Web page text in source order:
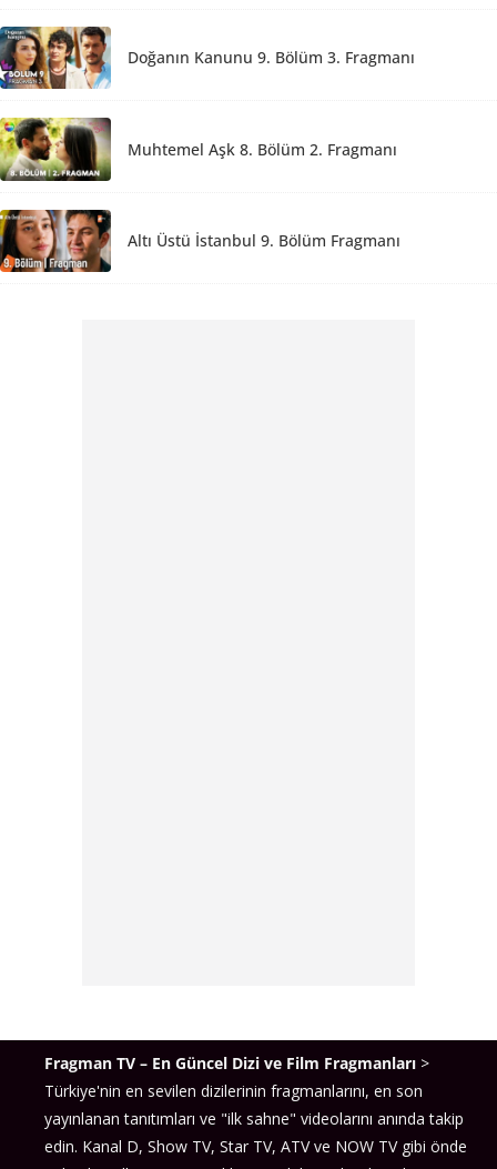
Doğanın Kanunu 9. Bölüm 3. Fragmanı
Muhtemel Aşk 8. Bölüm 2. Fragmanı
Altı Üstü İstanbul 9. Bölüm Fragmanı
Fragman TV – En Güncel Dizi ve Film Fragmanları >
Türkiye'nin en sevilen dizilerinin fragmanlarını, en son
yayınlanan tanıtımları ve "ilk sahne" videolarını anında takip
edin. Kanal D, Show TV, Star TV, ATV ve NOW TV gibi önde